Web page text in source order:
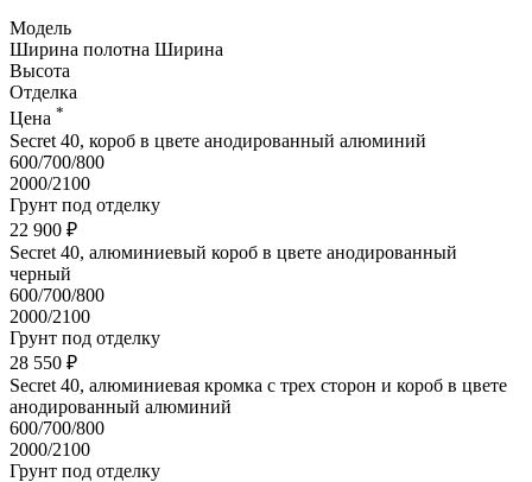
Модель
Ширина полотна Ширина
Высота
Отделка
Цена *
Secret 40, короб в цвете анодированный алюминий
600/700/800
2000/2100
Грунт под отделку
22 900 ₽
Secret 40, алюминиевый короб в цвете анодированный
черный
600/700/800
2000/2100
Грунт под отделку
28 550 ₽
Secret 40, алюминиевая кромка с трех сторон и короб в цвете
анодированный алюминий
600/700/800
2000/2100
Грунт под отделку